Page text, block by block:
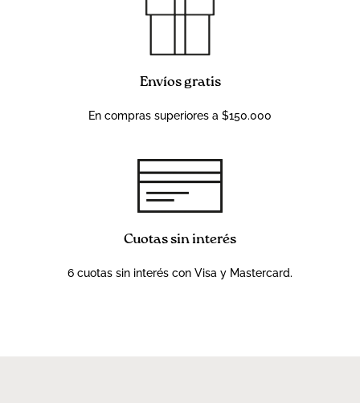
Envíos gratis
En compras superiores a $150.000
Cuotas sin interés
6 cuotas sin interés con Visa y Mastercard.